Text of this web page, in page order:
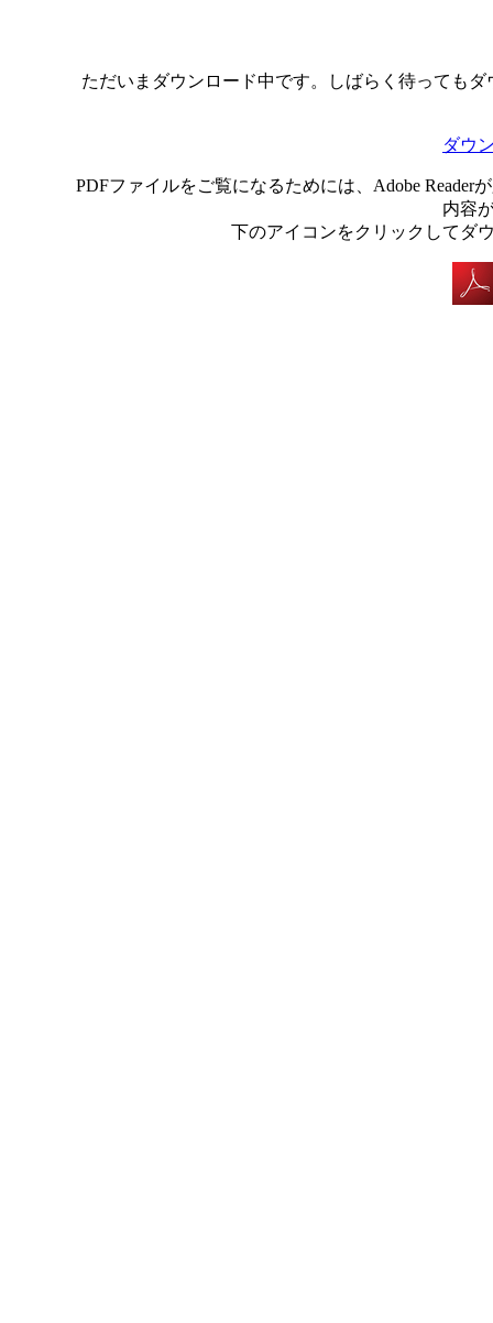
ただいまダウンロード中です。しばらく待っても
ダウ
PDFファイルをご覧になるためには、Adobe
内容
下のアイコンをクリックしてダ